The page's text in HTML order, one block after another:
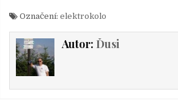
Označení:elektrokolo
Autor: Ďusi